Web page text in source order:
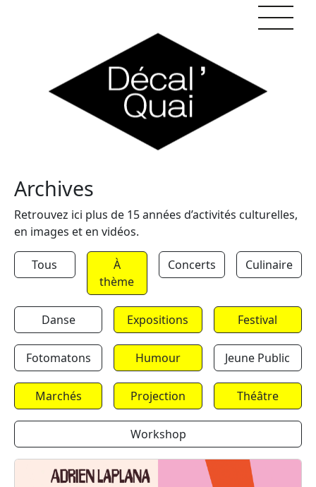
Archives
Retrouvez ici plus de 15 années d’activités culturelles,
en images et en vidéos.
Tous
À
thème
Concerts Culinaire
Danse Expositions Festival
Fotomatons Humour Jeune Public
Marchés Projection Théâtre
Workshop